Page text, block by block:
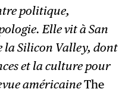
politique,
Elle vit à San
Silicon Valley, dont
et la culture pour
américaineThe